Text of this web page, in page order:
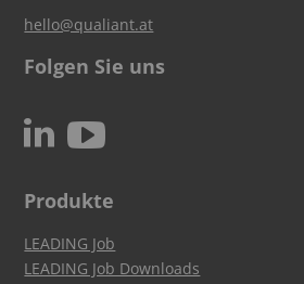
hello@qualiant.at
Folgen Sie uns
N c
Produkte
LEADING Job
LEADING Job Downloads